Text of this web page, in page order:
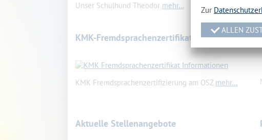
Unser Schulhund Theodor mehr…
KMK-Fremdsprachenzertifikat
KMK Fremdsprachenzertifizierung am OSZ mehr…
Aktuelle Stellenangebote
Zur
ALLEN